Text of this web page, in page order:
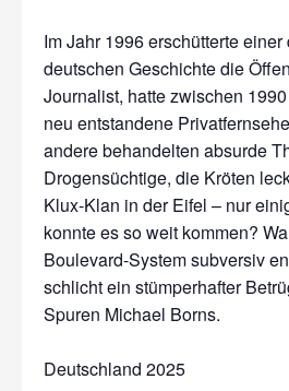
Im Jahr 1996 erschütterte
deutschen Geschichte die
Journalist, hatte zwischen
neu entstandene
andere behandelten absurde
Drogensüchtige, die Kröten
Klux-Klan in der Eifel – nur
konnte es so weit kommen?
Boulevard-System subversiv
schlicht ein stümperhafter
Spuren Michael Borns.
Deutschland 2025